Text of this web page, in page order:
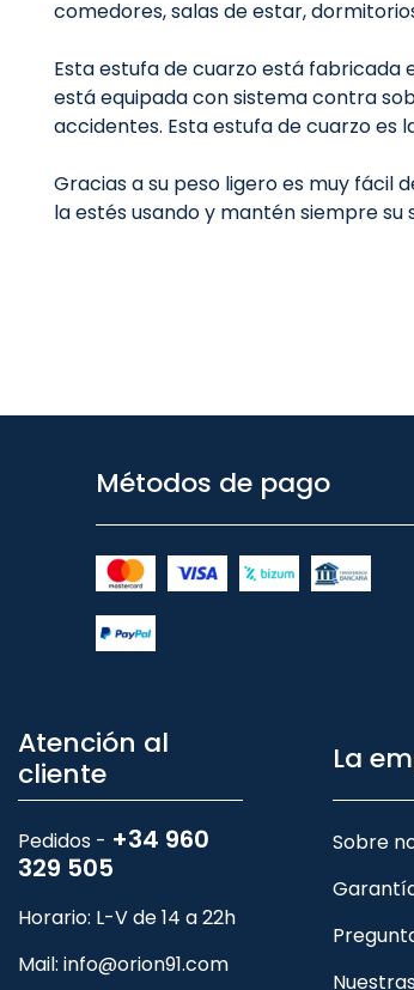
comedores, salas de estar,
Esta estufa de cuarzo está fabricada
está equipada con sistema contra
accidentes. Esta estufa de cuarzo es
Gracias a su peso ligero es muy fácil
la estés usando y mantén siempre su
Métodos de pago
Atención al
cliente
Pedidos - +34 960
329 505
Horario: L-V de 14 a 22h
Mail: info@orion91.com
La
Sobre